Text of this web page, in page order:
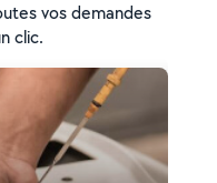
vos demandes
clic.